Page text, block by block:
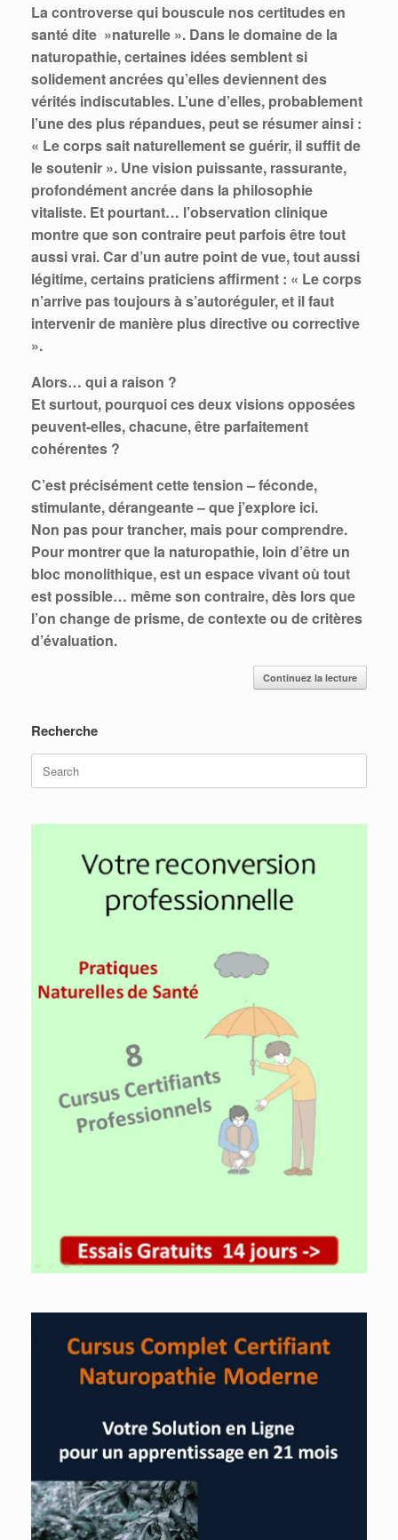
La controverse qui bouscule nos certitudes en
santé dite »naturelle ». Dans le domaine de la
naturopathie, certaines idées semblent si
solidement ancrées qu’elles deviennent des
vérités indiscutables. L’une d’elles, probablement
l’une des plus répandues, peut se résumer ainsi :
« Le corps sait naturellement se guérir, il suffit de
le soutenir ». Une vision puissante, rassurante,
profondément ancrée dans la philosophie
vitaliste. Et pourtant… l’observation clinique
montre que son contraire peut parfois être tout
aussi vrai. Car d’un autre point de vue, tout aussi
légitime, certains praticiens affirment : « Le corps
n’arrive pas toujours à s’autoréguler, et il faut
intervenir de manière plus directive ou corrective
».
Alors… qui a raison ?
Et surtout, pourquoi ces deux visions opposées
peuvent-elles, chacune, être parfaitement
cohérentes ?
C’est précisément cette tension – féconde,
stimulante, dérangeante – que j’explore ici.
Non pas pour trancher, mais pour comprendre.
Pour montrer que la naturopathie, loin d’être un
bloc monolithique, est un espace vivant où tout
est possible… même son contraire, dès lors que
l’on change de prisme, de contexte ou de critères
d’évaluation.
Continuez la lecture
Recherche
Search
for: